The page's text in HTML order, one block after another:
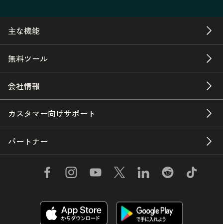
主な機能
無料ツール
会社情報
カスタマー向けサポート
パートナー